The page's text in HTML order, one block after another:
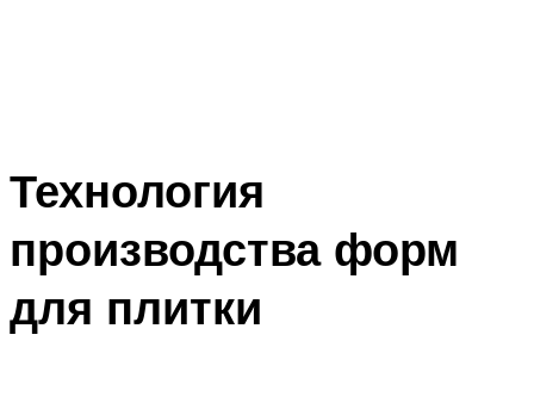
Технология
производства форм
для плитки